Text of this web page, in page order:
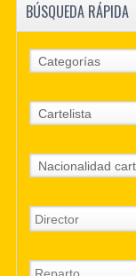
BÚSQUEDA RÁPIDA